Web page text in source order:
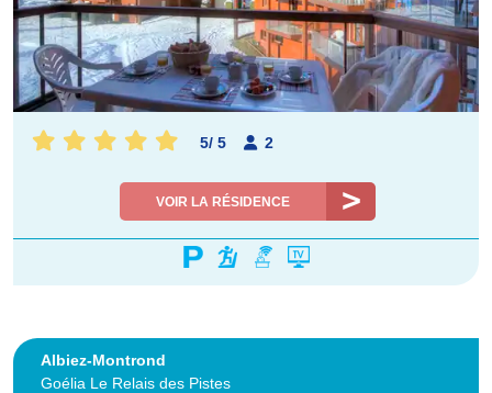
5/ 5 2
VOIR LA RÉSIDENCE
Albiez-Montrond
Goélia Le Relais des Pistes